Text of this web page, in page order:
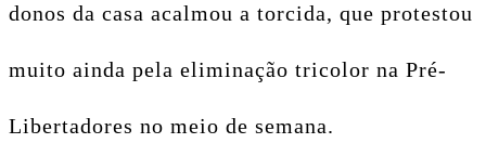
donos da casa acalmou a torcida, que protestou
muito ainda pela eliminação tricolor na Pré-
Libertadores no meio de semana.